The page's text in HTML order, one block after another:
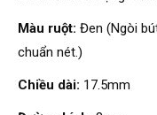
Màu ruột: Đen (Ngòi
chuẩn nét.)
Chiều dài: 17.5mm